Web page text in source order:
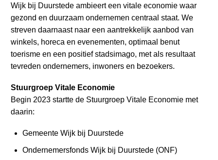
Wijk bij Duurstede ambieert een vitale economie waar
gezond en duurzaam ondernemen centraal staat. We
streven daarnaast naar een aantrekkelijk aanbod van
winkels, horeca en evenementen, optimaal benut
toerisme en een positief stadsimago, met als resultaat
tevreden ondernemers, inwoners en bezoekers.
Stuurgroep Vitale Economie
Begin 2023 startte de Stuurgroep Vitale Economie met
daarin:
Gemeente Wijk bij Duurstede
Ondernemersfonds Wijk bij Duurstede (ONF)